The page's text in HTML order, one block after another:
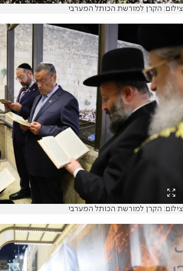
צילום: הקרן למורשת הכותל המערבי
צילום: הקרן למורשת הכותל המערבי